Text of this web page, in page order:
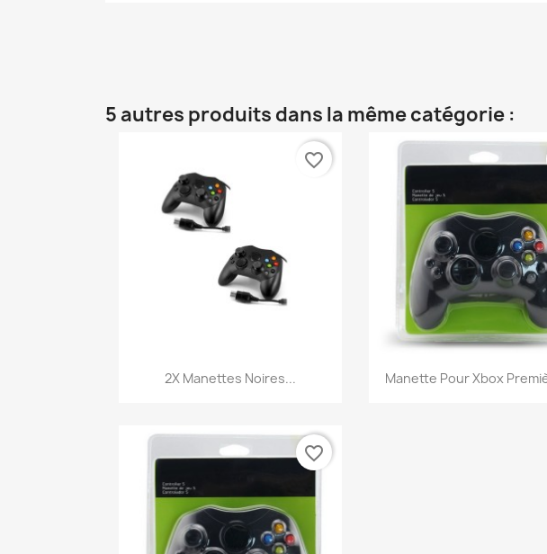
5 autres produits dans la même catégorie :
Aperçu rapide
2X Manettes Noires...
favorite_border
 Aperçu rapide
Manette Pour Xbox
favorite_border